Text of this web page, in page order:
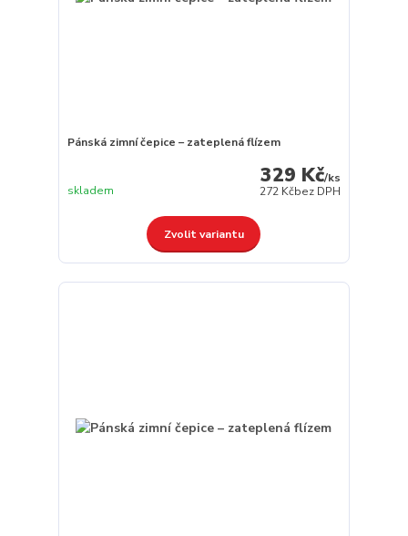
Pánská zimní čepice – zateplená flízem
329 Kč/ks
272 Kčbez DPH
skladem
Zvolit variantu